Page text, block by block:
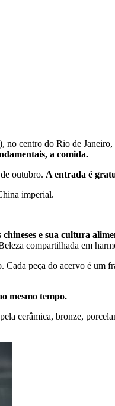
centro do Rio de Janeiro,
a comida.
outubro. A entrada é
imperial.
e sua cultura
compartilhada em
peça do acervo é um
mesmo tempo.
cerâmica, bronze,